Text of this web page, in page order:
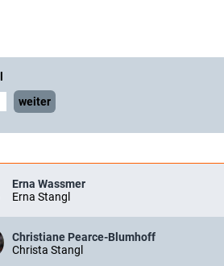
weiter
Erna Wassmer
Erna Stangl
Christiane Pearce-Blumhoff
Christa Stangl